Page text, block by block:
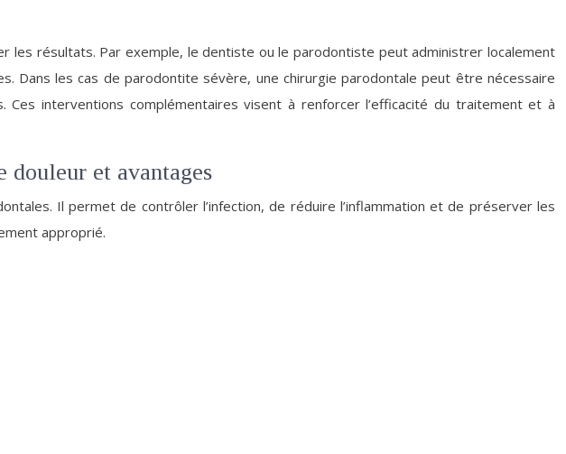
les résultats. Par exemple, le dentiste ou le parodontiste peut administrer localement
Dans les cas de parodontite sévère, une chirurgie parodontale peut être nécessaire
interventions complémentaires visent à renforcer l’efficacité du traitement et à
douleur et avantages
Il permet de contrôler l’infection, de réduire l’inflammation et de préserver les
approprié.